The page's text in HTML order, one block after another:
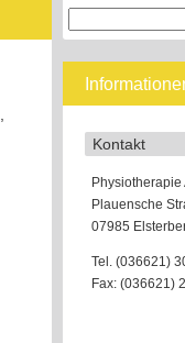
Suchen
Kontakt
Physiotherapie
Plauensche
07985
Tel. (036621)
Fax: (036621)